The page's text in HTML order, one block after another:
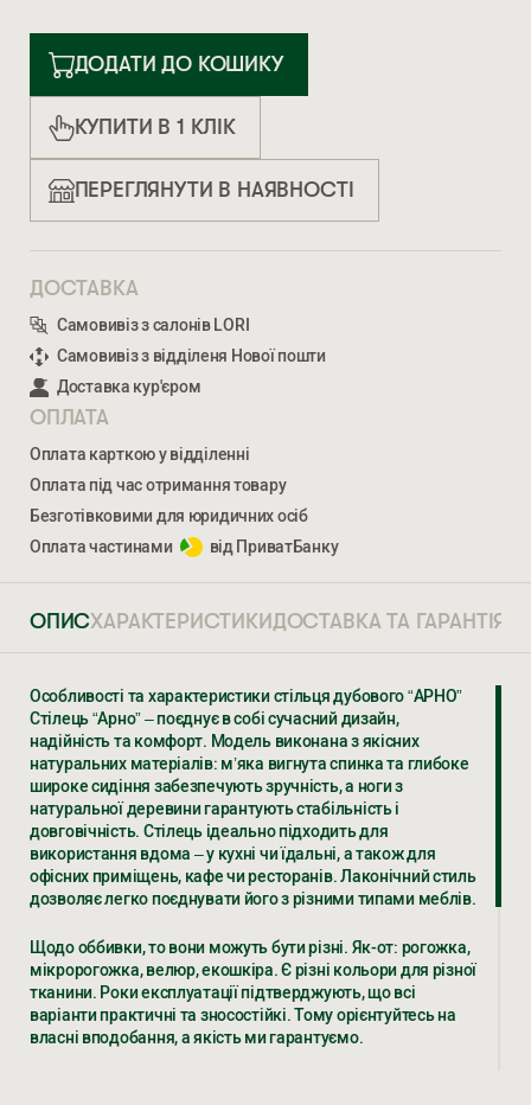
ДОДАТИ ДО КОШИКУ
КУПИТИ В 1 КЛІК
ПЕРЕГЛЯНУТИ В НАЯВНОСТІ
ДОСТАВКА
Самовивіз з салонів LORI
Самовивіз з відділеня Нової пошти
Доставка кур'єром
ОПЛАТА
Оплата карткою у відділенні
Оплата під час отримання товару
Безготівковими для юридичних осіб
Оплата частинами
від ПриватБанку
ОПИСХАРАКТЕРИСТИКИДОСТАВКА ТА ГАРАНТІЯ
Особливості та характеристики стільця дубового “АРНО”
Стілець “Арно” – поєднує в собі сучасний дизайн,
надійність та комфорт. Модель виконана з якісних
натуральних матеріалів: м’яка вигнута спинка та глибоке
широке сидіння забезпечують зручність, а ноги з
натуральної деревини гарантують стабільність і
довговічність. Стілець ідеально підходить для
використання вдома – у кухні чи їдальні, а також для
офісних приміщень, кафе чи ресторанів. Лаконічний стиль
дозволяє легко поєднувати його з різними типами меблів.
Щодо оббивки, то вони можуть бути різні. Як-от: рогожка,
мікророгожка, велюр, екошкіра. Є різні кольори для різної
тканини. Роки експлуатації підтверджують, що всі
варіанти практичні та зносостійкі. Тому орієнтуйтесь на
власні вподобання, а якість ми гарантуємо.
Ми відкриті для співпраці з компаніями, які займаються
облаштуванням житлової та комерційної нерухомості
ВВЕДІТЬ ВАШЕ ПРІЗВИЩЕ ТА ІМ’Я *
АРНО
6 035ГРН
ВВЕДІТЬ ВАШЕ ПРІЗВИЩЕ ТА ІМ’Я *